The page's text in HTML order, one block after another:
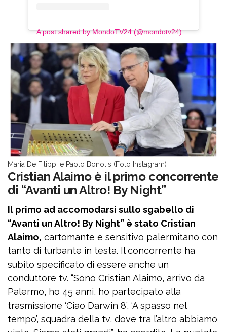
A post shared by MondoTV24 (@mondotv24)
Maria De Filippi e Paolo Bonolis (Foto Instagram)
Cristian Alaimo è il primo concorrente
di “Avanti un Altro! By Night”
Il primo ad accomodarsi sullo sgabello di
“Avanti un Altro! By Night” è stato Cristian
Alaimo, cartomante e sensitivo palermitano con
tanto di turbante in testa. Il concorrente ha
subito specificato di essere anche un
conduttore tv. “Sono Cristian Alaimo, arrivo da
Palermo, ho 45 anni, ho partecipato alla
trasmissione ‘Ciao Darwin 8’, ‘A spasso nel
tempo’, squadra della tv, dove tra l’altro abbiamo